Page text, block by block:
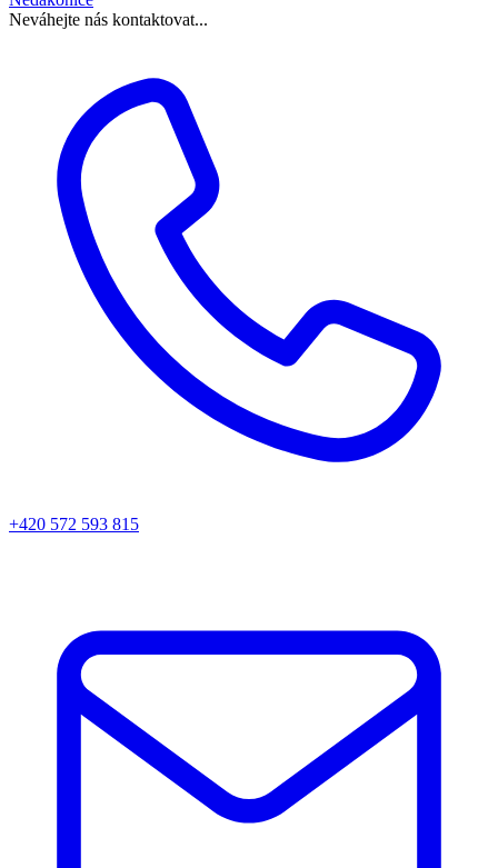
Neváhejte nás kontaktovat...
+420 572 593 815